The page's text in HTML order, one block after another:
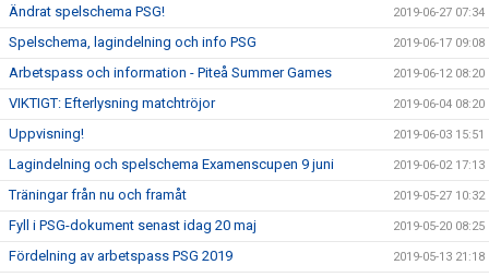
Ändrat spelschema PSG! 2019-06-27 07:34
Spelschema, lagindelning och info PSG 2019-06-17 09:08
Arbetspass och information - Piteå Summer Games 2019-06-12 08:20
VIKTIGT: Efterlysning matchtröjor 2019-06-04 08:20
Uppvisning! 2019-06-03 15:51
Lagindelning och spelschema Examenscupen 9 juni 2019-06-02 17:13
Träningar från nu och framåt 2019-05-27 10:32
Fyll i PSG-dokument senast idag 20 maj 2019-05-20 08:25
Fördelning av arbetspass PSG 2019 2019-05-13 21:18